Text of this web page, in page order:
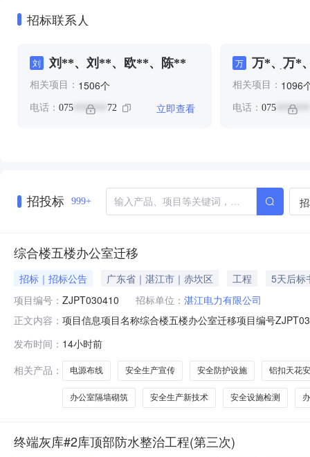
招标联系人
刘 刘**、刘**、欧**、陈**
相关项目： 1506个
电话： 075 ******* 72 立即查看
万
万*、万*
相关项目： 1096
电话： 075*******
招投标 999+
综合楼五楼办公室迁移
招标｜招标公告 广东省｜湛江市｜赤坎区 工程
5天后标
项目编号： ZJPT030410 招标单位： 湛江电力有限公司
正文内容： 项目信息项目名称综合楼五楼办公室迁移项目编号
楼办公室迁移.doc附件1：承包商安健环管理(2026.5发
发布时间： 14小时前
相关产品：
电源布线 安全生产宣传 安全防护设施 铝扣天花
办公室隔墙砌筑 安全生产新技术 安全设施检测
终端灰库#2库顶部防水整治工程(第三次)